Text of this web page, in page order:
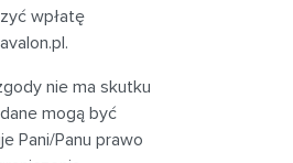
wpłatę
.
nie ma skutku
mogą być
Pani/Panu prawo